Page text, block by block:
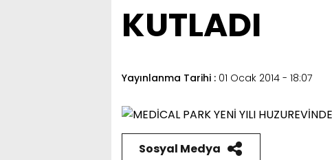
KUTLADI
Yayınlanma Tarihi : 01 Ocak 2014 - 18:07
Sosyal Medya